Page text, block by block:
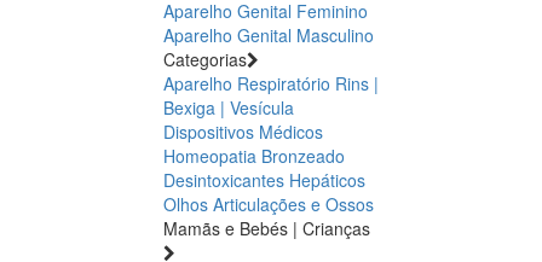
Aparelho Genital Feminino
Aparelho Genital Masculino
Categorias
Aparelho Respiratório Rins |
Bexiga | Vesícula
Dispositivos Médicos
Homeopatia Bronzeado
Desintoxicantes Hepáticos
Olhos Articulações e Ossos
Mamãs e Bebés | Crianças